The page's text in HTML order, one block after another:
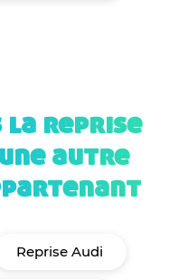
la reprise
autre
Reprise Audi